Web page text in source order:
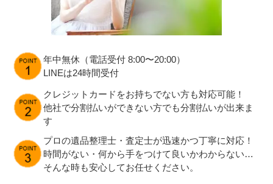
年中無休（電話受付 8:00〜20:00）
LINEは24時間受付
クレジットカードをお持ちでない方も対応可能！
他社で分割払いができない方でも分割払いが出来ま
す
プロの遺品整理士・査定士が迅速かつ丁寧に対応！
時間がない・何から手をつけて良いかわからない…
そんな時も安心してお任せください。